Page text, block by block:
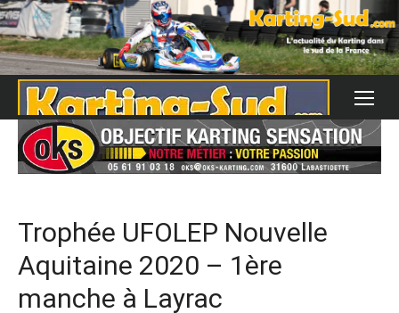
Skip
to
content
Trophée UFOLEP Nouvelle
Aquitaine 2020 – 1ère
manche à Layrac